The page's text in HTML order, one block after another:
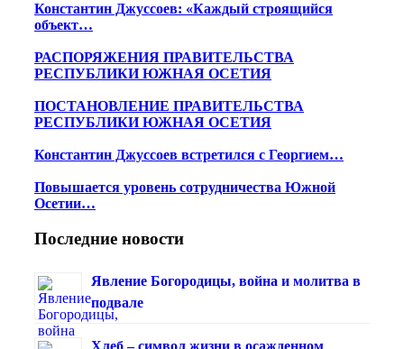
Константин Джуссоев: «Каждый строящийся
объект…
РАСПОРЯЖЕНИЯ ПРАВИТЕЛЬСТВА
РЕСПУБЛИКИ ЮЖНАЯ ОСЕТИЯ
ПОСТАНОВЛЕНИЕ ПРАВИТЕЛЬСТВА
РЕСПУБЛИКИ ЮЖНАЯ ОСЕТИЯ
Константин Джуссоев встретился с Георгием…
Повышается уровень сотрудничества Южной
Осетии…
Последние новости
Явление Богородицы, война и молитва в
подвале
Хлеб – символ жизни в осажденном